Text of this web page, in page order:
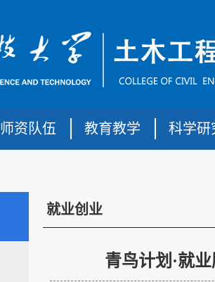
师资队伍 教育教学 科学研
就业创业
青鸟计划·就